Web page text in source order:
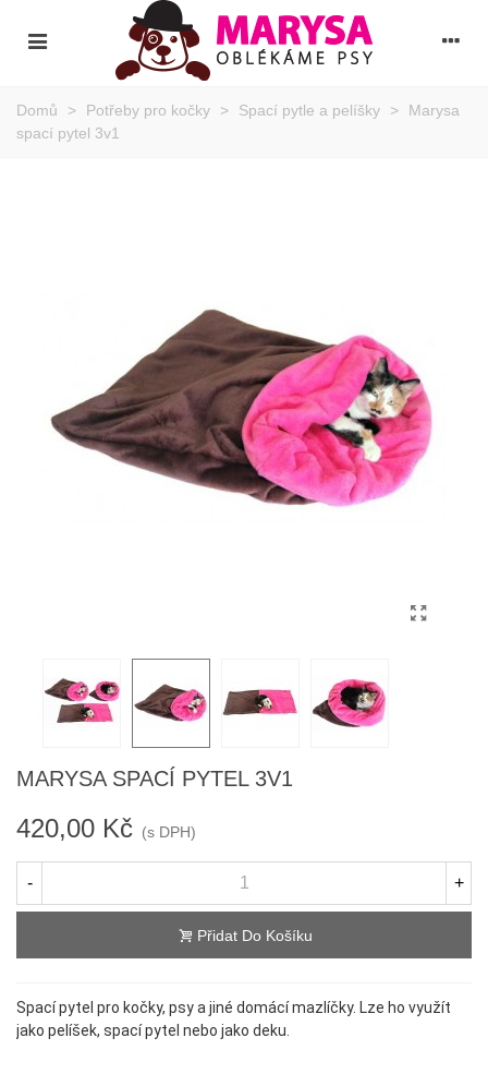
Domů > Potřeby pro kočky > Spací pytle a pelíšky >
Marysa
spací pytel 3v1
MARYSA SPACÍ PYTEL 3V1
420,00 Kč (s DPH)
- +
Přidat Do Košíku
Spací pytel pro kočky, psy a jiné domácí mazlíčky. Lze ho využít
jako pelíšek, spací pytel nebo jako deku.